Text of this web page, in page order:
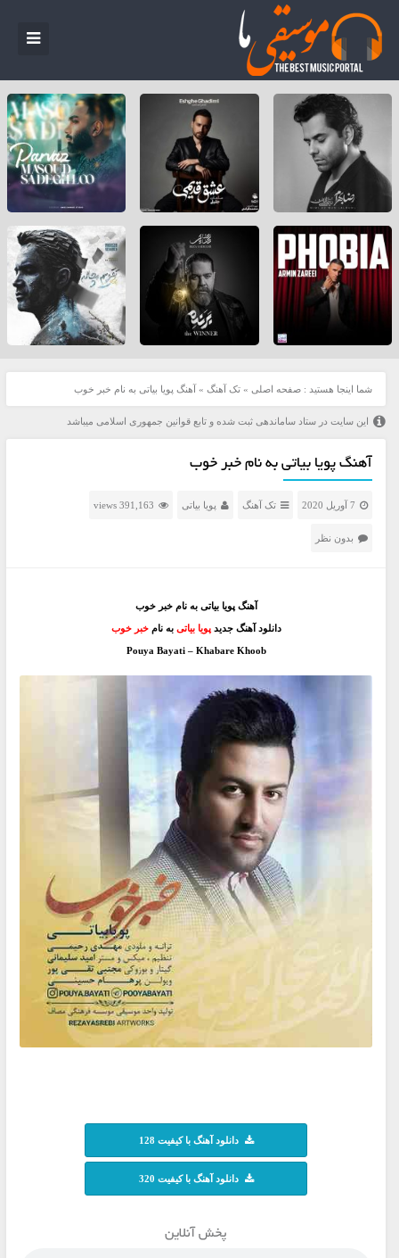
شما اینجا هستید : صفحه اصلی » تک آهنگ » آهنگ پویا بیاتی به نام خبر خوب
این سایت در ستاد ساماندهی ثبت شده و تابع قوانین جمهوری اسلامی میباشد
آهنگ پویا بیاتی به نام خبر خوب
7 آوریل 2020 تک آهنگ پویا بیاتی 391,163 views
بدون نظر
آهنگ پویا بیاتی به نام خبر خوب
دانلود آهنگ جدید پویا بیاتی به نامخبر خوب
Pouya Bayati – Khabare Khoob
دانلود آهنگ با کیفیت 128
دانلود آهنگ با کیفیت 320
پخش آنلاین